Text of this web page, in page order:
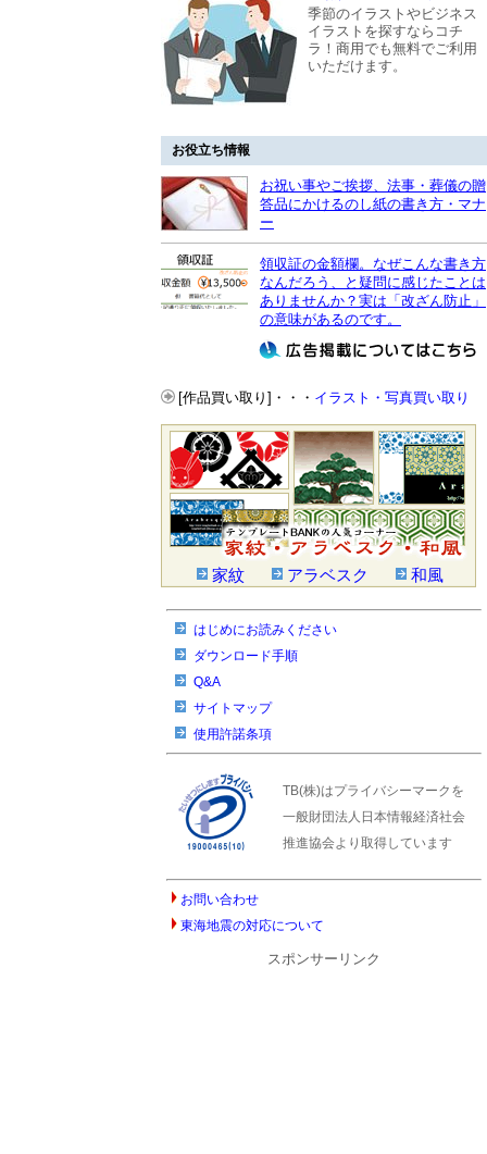
季節のイラストやビジネス
イラストを探すならコチ
ラ！商用でも無料でご利用
いただけます。
お役立ち情報
お祝い事やご挨拶、法事・葬儀の贈
答品にかけるのし紙の書き方・マナ
ー
領収証の金額欄。なぜこんな書き方
なんだろう、と疑問に感じたことは
ありませんか？実は「改ざん防止」
の意味があるのです。
[作品買い取り]・・・ イラスト・写真買い取り
家紋 アラベスク 和風
はじめにお読みください
ダウンロード手順
Q&A
サイトマップ
使用許諾条項
TB(株)はプライバシーマークを
一般財団法人日本情報経済社会
推進協会より取得しています
お問い合わせ
東海地震の対応について
スポンサーリンク